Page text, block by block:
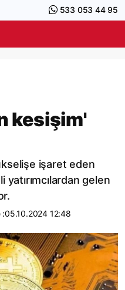
533 053 44 95
kesişim'
işaret eden
yatırımcılardan gelen
:05.10.2024 12:48